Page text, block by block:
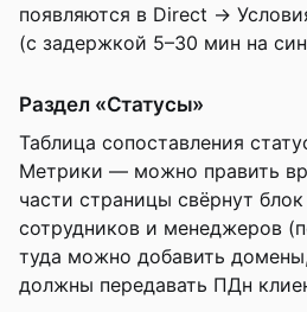
появляются в Direct →
(с задержкой 5–30 мин на
Раздел «Статусы»
Таблица сопоставления
Метрики — можно править
части страницы свёрнут
сотрудников и менеджеров
туда можно добавить
должны передавать ПДн